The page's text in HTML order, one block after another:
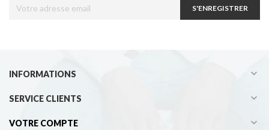
S'ENREGISTRER
INFORMATIONS 
SERVICE CLIENTS 
VOTRE COMPTE 